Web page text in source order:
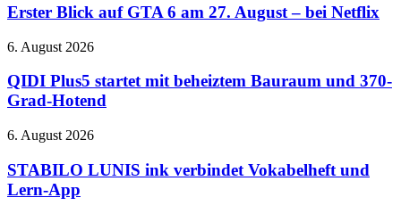
verbessertes
auf
GTA
6
am
27.
August
–
Netflix
Erster Blick auf GTA 6 am 27. August – bei Netflix
QIDI
startet
mit
beheiztem
und
Grad-
Hotend
6. August 2026
QIDI Plus5 startet mit beheiztem Bauraum und 370-
Grad-Hotend
STABILO
ink
verbindet
Vokabelheft
6. August 2026
STABILO LUNIS ink verbindet Vokabelheft und
Lern-App